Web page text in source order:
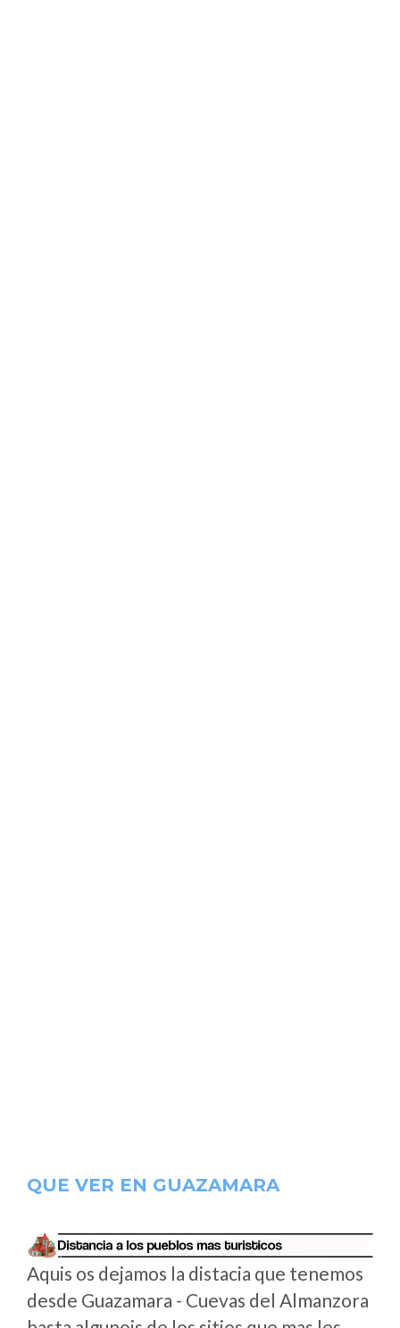
QUE VER EN GUAZAMARA
Aquis os dejamos la distacia que tenemos
desde Guazamara - Cuevas del Almanzora